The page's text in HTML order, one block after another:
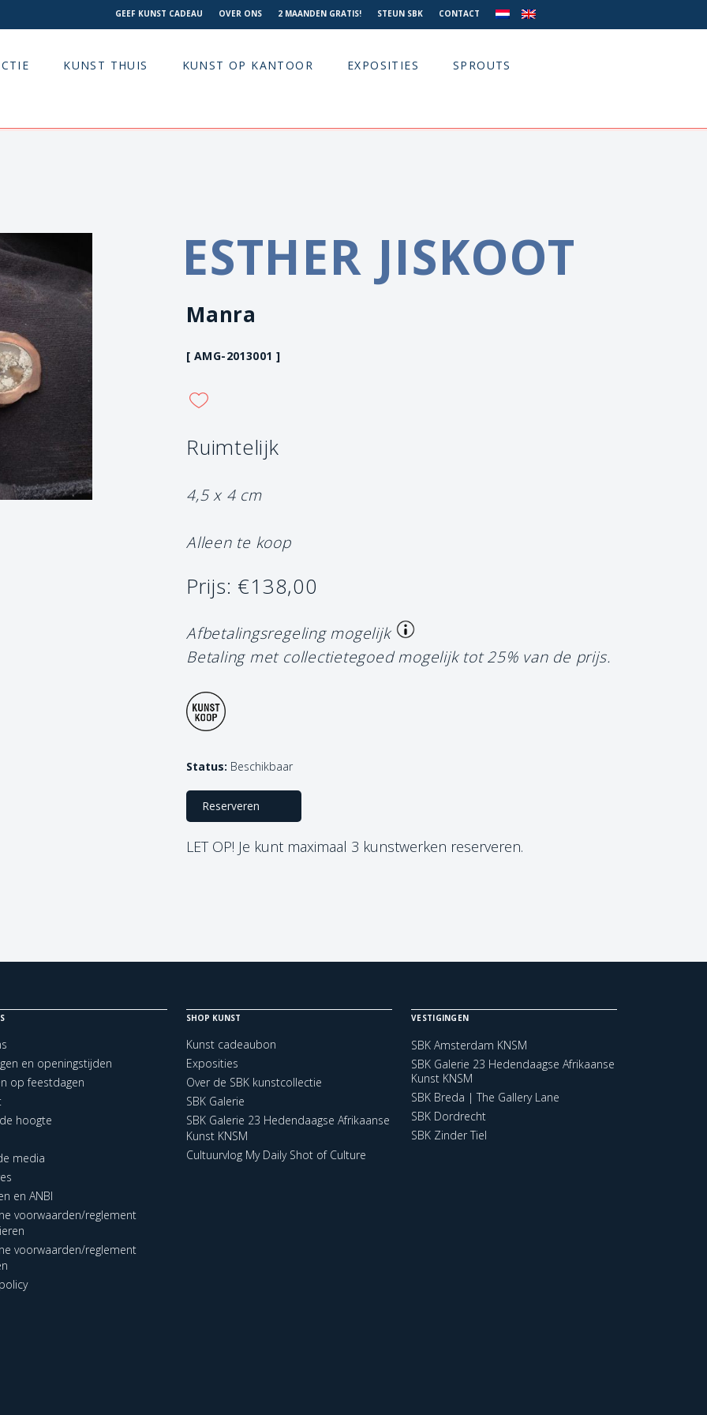
GEEF KUNST CADEAU OVER ONS 2 MAANDEN GRATIS! STEUN SBK CONTACT
KUNST THUIS KUNST OP KANTOOR EXPOSITIES SPROUTS
ESTHER JISKOOT
Manra
[ AMG-2013001 ]
Ruimtelijk
4,5 x 4 cm
Alleen te koop
Prijs: €138,00
Afbetalingsregeling mogelijk
Betaling met collectietegoed mogelijk tot 25% van de prijs.
Status: Beschikbaar
Reserveren
LET OP! Je kunt maximaal 3 kunstwerken reserveren.
en openingstijden
op feestdagen
hoogte
media
en ANBI
voorwaarden/reglement
voorwaarden/reglement
SHOP KUNST
Kunst cadeaubon
Exposities
Over de SBK kunstcollectie
SBK Galerie
SBK Galerie 23 Hedendaagse Afrikaanse
Kunst KNSM
Cultuurvlog My Daily Shot of Culture
VESTIGINGEN
SBK Amsterdam KNSM
SBK Galerie 23 Hedendaagse Afrikaanse
Kunst KNSM
SBK Breda | The Gallery Lane
SBK Dordrecht
SBK Zinder Tiel